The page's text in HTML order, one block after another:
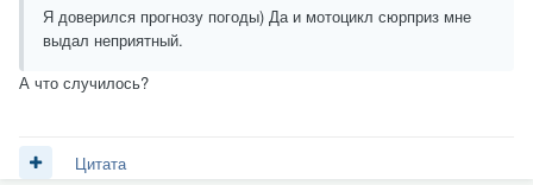
Я доверился прогнозу погоды) Да и мотоцикл сюрприз мне
выдал неприятный.
А что случилось?
Цитата